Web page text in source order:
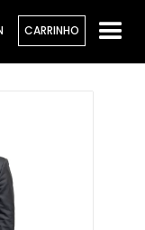
CARRINHO